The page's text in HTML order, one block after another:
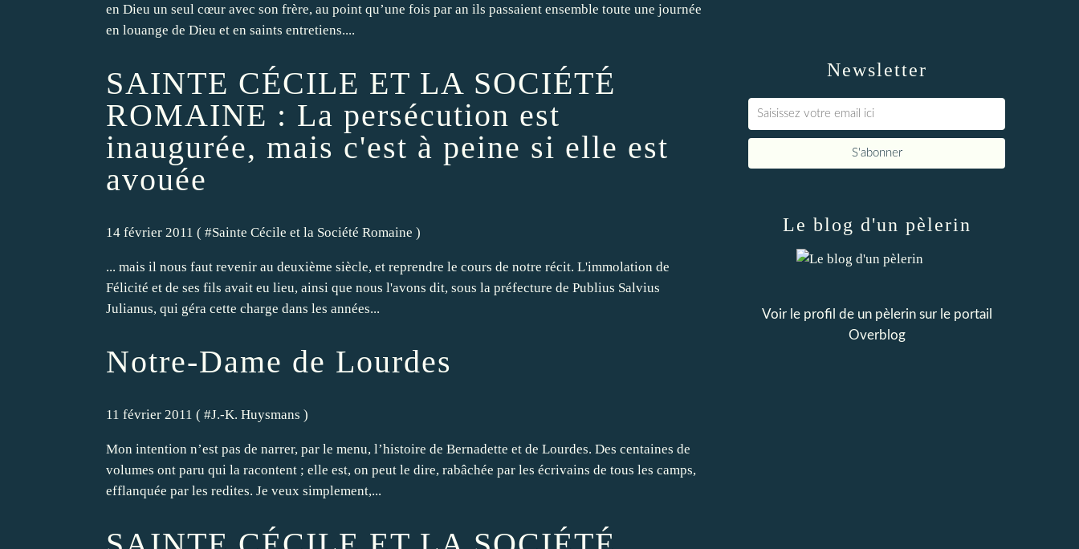
en Dieu un seul cœur avec son frère, au point qu’une fois par an ils passaient ensemble toute une journée
en louange de Dieu et en saints entretiens....
SAINTE CÉCILE ET LA SOCIÉTÉ
ROMAINE : La persécution est
inaugurée, mais c'est à peine si elle est
avouée
14 février 2011 ( #Sainte Cécile et la Société Romaine )
... mais il nous faut revenir au deuxième siècle, et reprendre le cours de notre récit. L'immolation de
Félicité et de ses fils avait eu lieu, ainsi que nous l'avons dit, sous la préfecture de Publius Salvius
Julianus, qui géra cette charge dans les années...
Notre-Dame de Lourdes
11 février 2011 ( #J.-K. Huysmans )
Mon intention n’est pas de narrer, par le menu, l’histoire de Bernadette et de Lourdes. Des centaines de
volumes ont paru qui la racontent ; elle est, on peut le dire, rabâchée par les écrivains de tous les camps,
efflanquée par les redites. Je veux simplement,...
Newsletter
Le blog d'un pèlerin
Voir le profil de un pèlerinsur le portail
Overblog